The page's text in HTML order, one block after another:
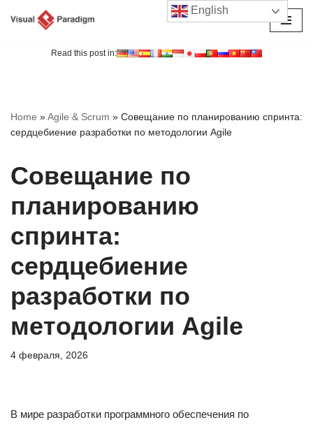
Read this post in:
Home »Agile & Scrum » Совещание по планированию спринта:
сердцебиение разработки по методологии Agile
Совещание по
планированию
спринта:
сердцебиение
разработки по
методологии Agile
4 февраля, 2026
В мире разработки программного обеспечения по
English